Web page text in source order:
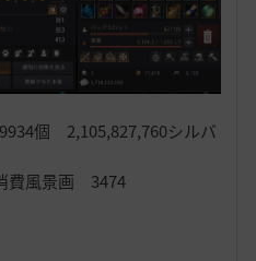
個 2,105,827,760シルバ
風景画 3474